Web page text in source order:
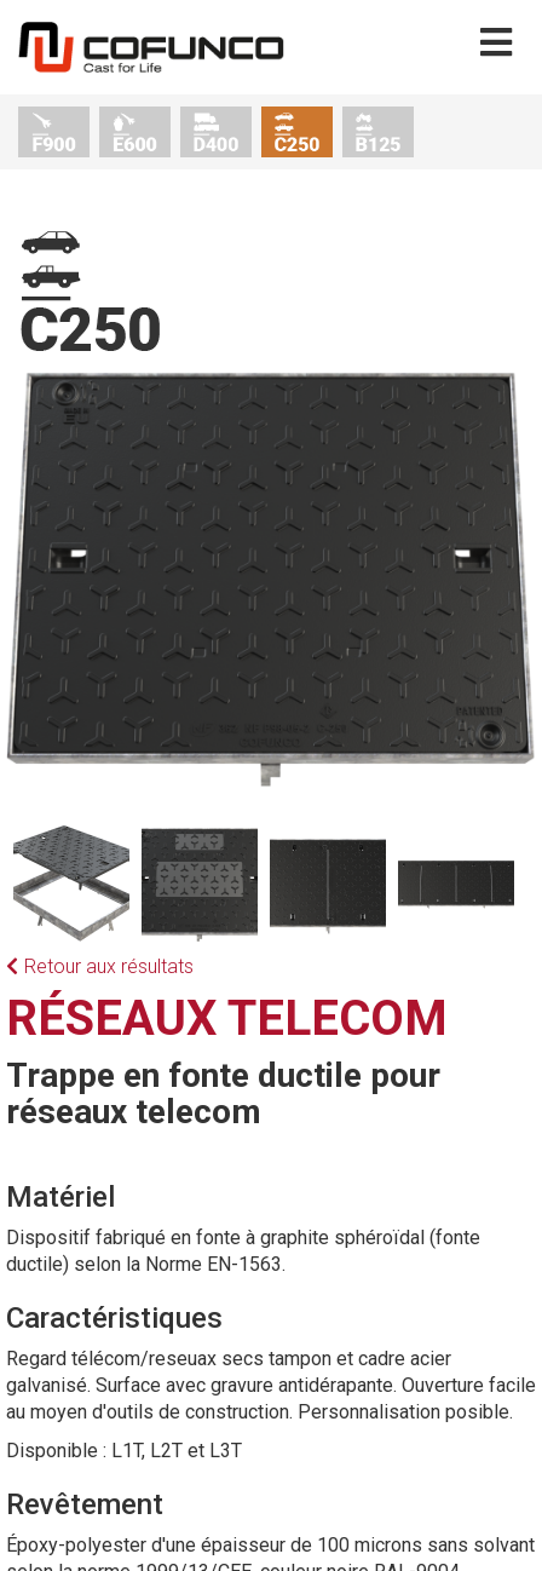
Retour aux résultats
RÉSEAUX TELECOM
Trappe en fonte ductile pour
réseaux telecom
Matériel
Dispositif fabriqué en fonte à graphite sphéroïdal (fonte
ductile) selon la Norme EN-1563.
Caractéristiques
Regard télécom/reseuax secs tampon et cadre acier
galvanisé. Surface avec gravure antidérapante. Ouverture facile
au moyen d'outils de construction. Personnalisation posible.
Disponible : L1T, L2T et L3T
Revêtement
Époxy-polyester d'une épaisseur de 100 microns sans solvant